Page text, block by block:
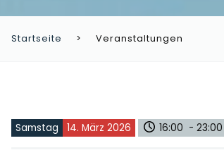
Startseite Veranstaltungen
Samstag 14. März 2026 16:00 - 23:00